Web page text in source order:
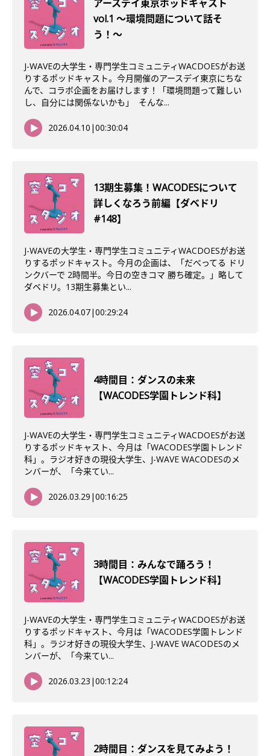
アースデイ東京ポッドキャスト
vol.1 〜環境問題について話そ
う！〜
J-WAVEの大学生・専門学生コミュニティWACDOESがお送
りするポッドキャスト。今月開催のアースデイ東京にちな
んで、コラボ企画をお届けします！「環境問題って難しい
し、自分には関係ないかも」 そんな...
2026.04.10 |00:30:04
13期生募集！WACODESについて
詳しくなろう前編【ダベドリ
#148】
J-WAVEの大学生・専門学生コミュニティWACDOESがお送
りするポッドキャスト。今月の企画は、「だべってる ドリ
ンクバーで 2時間半。今日の空きコマ 勝ち確定。」略して
ダベドリ。13期生募集とい...
2026.04.07|00:29:24
4時間目：ダンスの未来
【WACODES学園トレンド科】
J-WAVEの大学生・専門学生コミュニティWACDOESがお送
りするポッドキャスト、今月は「WACODES学園トレンド
科」。ラジオ好きの現役大学生、J-WAVE WACODESのメ
ンバーが、「今来てい...
2026.03.29 |00:16:25
3時間目：みんなで踊ろう！
【WACODES学園トレンド科】
J-WAVEの大学生・専門学生コミュニティWACDOESがお送
りするポッドキャスト、今月は「WACODES学園トレンド
科」。ラジオ好きの現役大学生、J-WAVE WACODESのメ
ンバーが、「今来てい...
2026.03.23 |00:12:24
2時間目：ダンスを見てみよう！